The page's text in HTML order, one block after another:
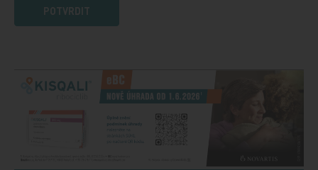
POTVRDIT